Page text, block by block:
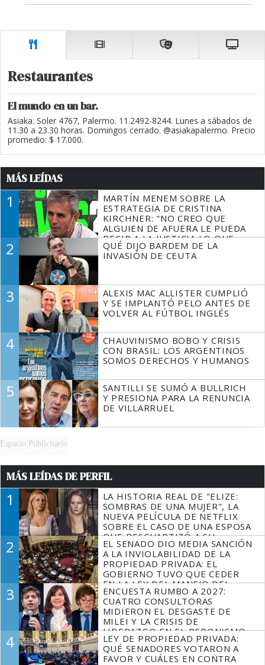
Restaurantes
El mundo en un bar.
Asiaka. Soler 4767, Palermo. 11.2492-8244. Lunes a sábados de
11.30 a 23.30 horas. Domingos cerrado. @asiakapalermo. Precio
promedio: $ 17.000.
MÁS LEÍDAS
1
MARTÍN MENEM SOBRE LA
ESTRATEGIA DE CRISTINA
KIRCHNER: "NO CREO QUE
ALGUIEN DE AFUERA LE PUEDA
DECIR A LA JUSTICIA LO QUE
TIENE QUE HACER"
2
QUÉ DIJO BARDEM DE LA
INVASIÓN DE CEUTA
3
ALEXIS MAC ALLISTER CUMPLIÓ
Y SE IMPLANTÓ PELO ANTES DE
VOLVER AL FÚTBOL INGLÉS
4
CHAUVINISMO BOBO Y CRISIS
CON BRASIL: LOS ARGENTINOS
SOMOS DERECHOS Y HUMANOS
5
SANTILLI SE SUMÓ A BULLRICH
Y PRESIONA PARA LA RENUNCIA
DE VILLARRUEL
Espacio Publicitario
MÁS LEÍDAS DE PERFIL
1
LA HISTORIA REAL DE "ELIZE:
SOMBRAS DE UNA MUJER", LA
NUEVA PELÍCULA DE NETFLIX
SOBRE EL CASO DE UNA ESPOSA
QUE DESCUARTIZÓ A SU
MARIDO
2
EL SENADO DIO MEDIA SANCIÓN
A LA INVIOLABILIDAD DE LA
PROPIEDAD PRIVADA: EL
GOBIERNO TUVO QUE CEDER
EN LA LEY DEL MANEJO DEL
FUEGO
3
ENCUESTA RUMBO A 2027:
CUATRO CONSULTORAS
MIDIERON EL DESGASTE DE
MILEI Y LA CRISIS DE
LIDERAZGO EN EL PERONISMO
4
LEY DE PROPIEDAD PRIVADA:
QUÉ SENADORES VOTARON A
FAVOR Y CUÁLES EN CONTRA